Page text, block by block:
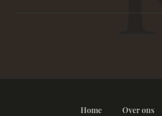
Home Over ons